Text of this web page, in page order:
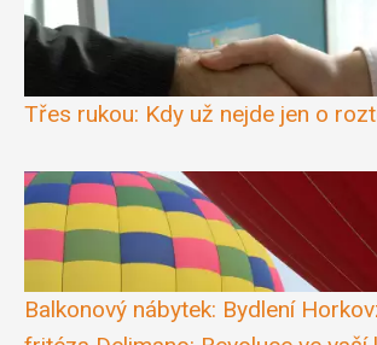
Třes rukou: Kdy už nejde jen o
Balkonový nábytek: Bydlení